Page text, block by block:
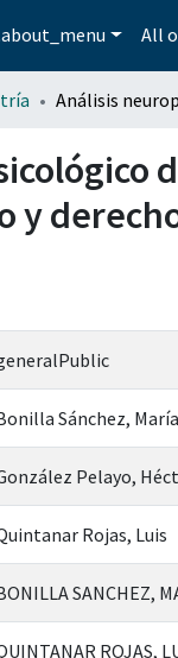
All
y
Sánchez,
Pelayo,
Rojas, Luis
SANCHEZ,
ROJAS,